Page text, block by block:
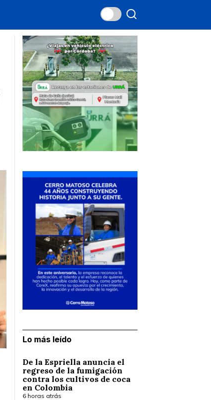
Lo más leído
De la Espriella anuncia el
regreso de la fumigación
contra los cultivos de coca
en Colombia
6 horas atrás